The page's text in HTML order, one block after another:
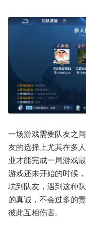
一场游戏需要队友之
友的选择上尤其在多
业才能完成一局游戏
游戏还未开始的时候
坑到队友，遇到这种
的真诚，不会过多的
彼此互相伤害。